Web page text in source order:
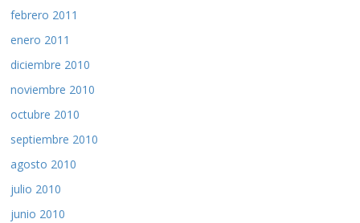
febrero 2011
enero 2011
diciembre 2010
noviembre 2010
octubre 2010
septiembre 2010
agosto 2010
julio 2010
junio 2010